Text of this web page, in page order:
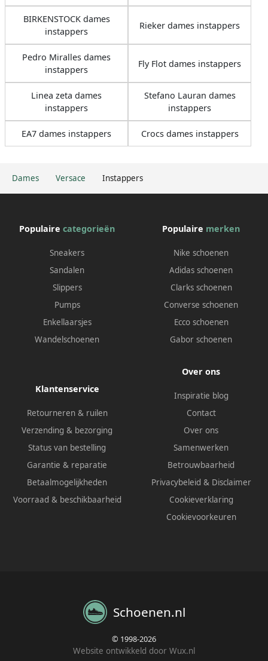
Dames Versace Instappers
BIRKENSTOCK dames
instappers
Rieker dames instappers
Pedro Miralles dames
instappers
Fly Flot dames instappers
Linea zeta dames
instappers
Stefano Lauran dames
instappers
EA7 dames instappers Crocs dames instappers
Populaire categorieën
Sneakers
Sandalen
Slippers
Pumps
Enkellaarsjes
Wandelschoenen
Populaire merken
Nike schoenen
Adidas schoenen
Clarks schoenen
Converse schoenen
Ecco schoenen
Gabor schoenen
Klantenservice
Retourneren & ruilen
Verzending & bezorging
Status van bestelling
Garantie & reparatie
Betaalmogelijkheden
Voorraad & beschikbaarheid
Over ons
Inspiratie blog
Contact
Over ons
Samenwerken
Betrouwbaarheid
Privacybeleid & Disclaimer
Cookieverklaring
Cookievoorkeuren
Schoenen.nl
© 1998-2026
Website ontwikkeld door Wux.nl